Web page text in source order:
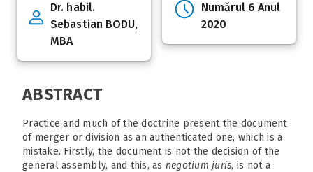
Dr. habil.
Sebastian BODU,
MBA
Numărul 6 Anul
2020
ABSTRACT
Practice and much of the doctrine present the document
of merger or division as an authenticated one, which is a
mistake. Firstly, the document is not the decision of the
general assembly, and this, as negotium juris, is not a